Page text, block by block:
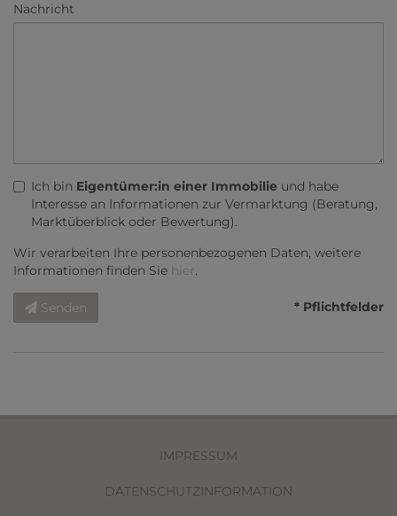
Nachricht
Ich bin Eigentümer:in einer Immobilie und habe
Interesse an Informationen zur Vermarktung (Beratung,
Marktüberblick oder Bewertung).
Wir verarbeiten Ihre personenbezogenen Daten, weitere
Informationen finden Sie hier.
Senden * Pflichtfelder
IMPRESSUM
DATENSCHUTZINFORMATION